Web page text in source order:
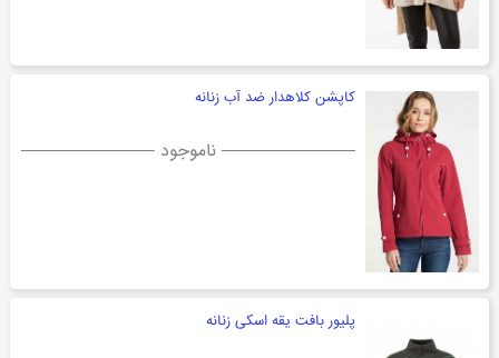
کاپشن کلاهدار ضد آب زنانه
ناموجود
پلیور بافت یقه اسکی زنانه